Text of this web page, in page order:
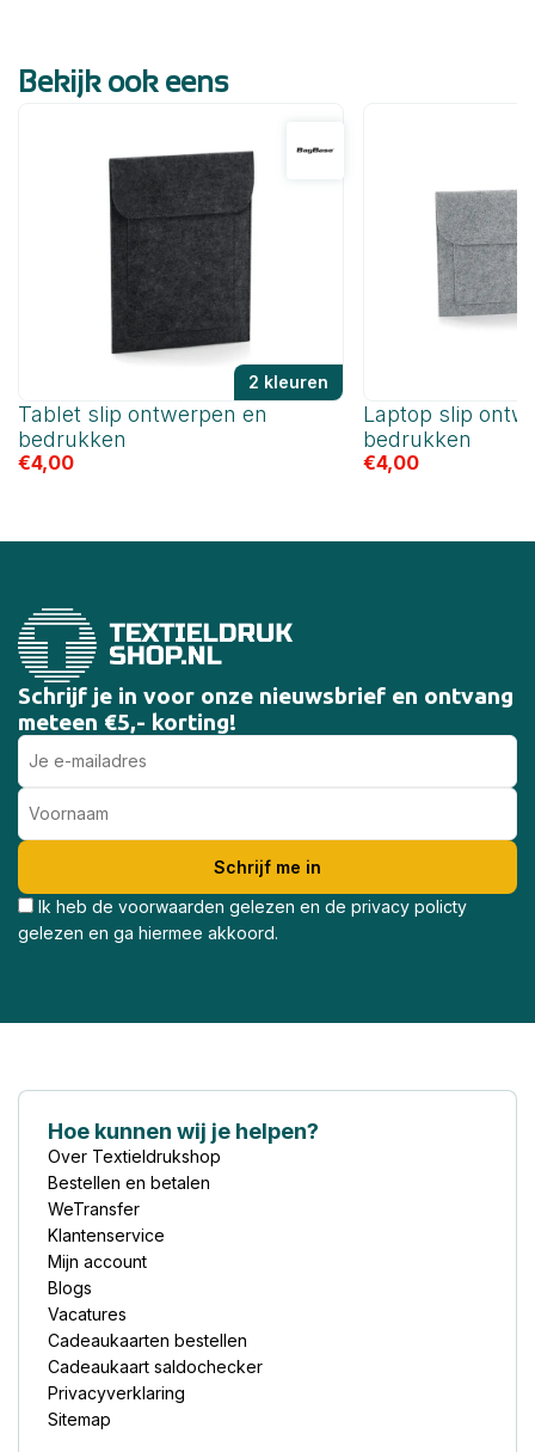
Bekijk ook eens
2 kleuren
Tablet slip ontwerpen en
bedrukken
€4,00
Laptop slip
bedrukken
€4,00
Schrijf je in voor onze nieuwsbrief en ontvang
meteen €5,- korting!
Ik heb de voorwaarden gelezen en de privacy policty
gelezen en ga hiermee akkoord.
Hoe kunnen wij je helpen?
Over Textieldrukshop
Bestellen en betalen
WeTransfer
Klantenservice
Mijn account
Blogs
Vacatures
Cadeaukaarten bestellen
Cadeaukaart saldochecker
Privacyverklaring
Sitemap